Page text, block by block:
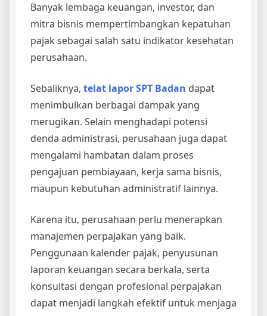
Banyak lembaga keuangan, investor, dan
mitra bisnis mempertimbangkan kepatuhan
pajak sebagai salah satu indikator kesehatan
perusahaan.
Sebaliknya, telat lapor SPT Badan dapat
menimbulkan berbagai dampak yang
merugikan. Selain menghadapi potensi
denda administrasi, perusahaan juga dapat
mengalami hambatan dalam proses
pengajuan pembiayaan, kerja sama bisnis,
maupun kebutuhan administratif lainnya.
Karena itu, perusahaan perlu menerapkan
manajemen perpajakan yang baik.
Penggunaan kalender pajak, penyusunan
laporan keuangan secara berkala, serta
konsultasi dengan profesional perpajakan
dapat menjadi langkah efektif untuk menjaga